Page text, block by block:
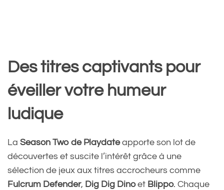
Des titres captivants pour
éveiller votre humeur
ludique
La Season Two de Playdateapporte son lot de
découvertes et suscite l’intérêt grâce à une
sélection de jeux aux titres accrocheurs comme
Fulcrum Defender, Dig Dig Dinoet Blippo. Chaque